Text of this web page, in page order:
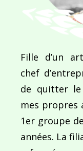
Fille d’un
chef
de quitter
mes propres
1er groupe
années. La